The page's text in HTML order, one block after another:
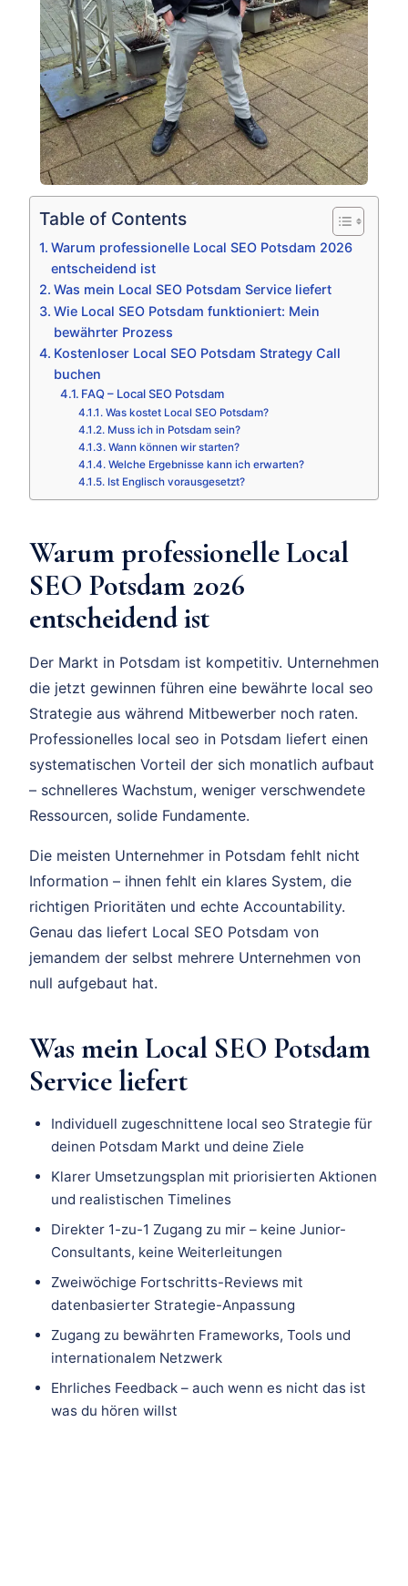
Table of Contents
Warum professionelle Local SEO Potsdam 2026
entscheidend ist
Was mein Local SEO Potsdam Service liefert
Wie Local SEO Potsdam funktioniert: Mein
bewährter Prozess
Kostenloser Local SEO Potsdam Strategy Call
buchen
FAQ – Local SEO Potsdam
Was kostet Local SEO Potsdam?
Muss ich in Potsdam sein?
Wann können wir starten?
Welche Ergebnisse kann ich erwarten?
Ist Englisch vorausgesetzt?
Warum professionelle Local
SEO Potsdam 2026
entscheidend ist
Der Markt in Potsdam ist kompetitiv. Unternehmen
die jetzt gewinnen führen eine bewährte local seo
Strategie aus während Mitbewerber noch raten.
Professionelles local seo in Potsdam liefert einen
systematischen Vorteil der sich monatlich aufbaut
– schnelleres Wachstum, weniger verschwendete
Ressourcen, solide Fundamente.
Die meisten Unternehmer in Potsdam fehlt nicht
Information – ihnen fehlt ein klares System, die
richtigen Prioritäten und echte Accountability.
Genau das liefert Local SEO Potsdam von
jemandem der selbst mehrere Unternehmen von
null aufgebaut hat.
Was mein Local SEO Potsdam
Service liefert
Individuell zugeschnittene local seo Strategie für
deinen Potsdam Markt und deine Ziele
Klarer Umsetzungsplan mit priorisierten Aktionen
und realistischen Timelines
Direkter 1-zu-1 Zugang zu mir – keine Junior-
Consultants, keine Weiterleitungen
Zweiwöchige Fortschritts-Reviews mit
datenbasierter Strategie-Anpassung
Zugang zu bewährten Frameworks, Tools und
internationalem Netzwerk
Ehrliches Feedback – auch wenn es nicht das ist
was du hören willst